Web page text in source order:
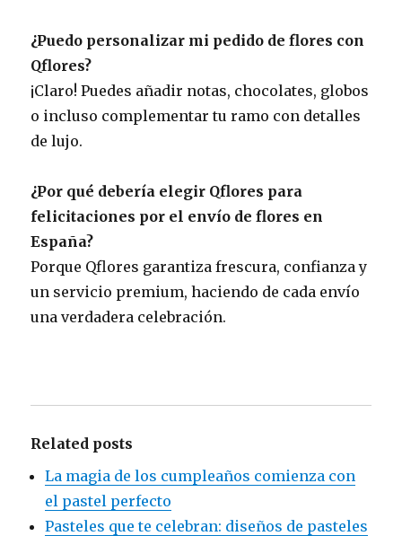
¿Puedo personalizar mi pedido de flores con
Qflores?
¡Claro! Puedes añadir notas, chocolates, globos
o incluso complementar tu ramo con detalles
de lujo.
¿Por qué debería elegir Qflores para
felicitaciones por el envío de flores en
España?
Porque Qflores garantiza frescura, confianza y
un servicio premium, haciendo de cada envío
una verdadera celebración.
Related posts
La magia de los cumpleaños comienza con
el pastel perfecto
Pasteles que te celebran: diseños de pasteles